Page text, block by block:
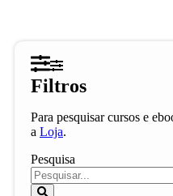
Filtros
Para pesquisar cursos e
a Loja.
Pesquisa